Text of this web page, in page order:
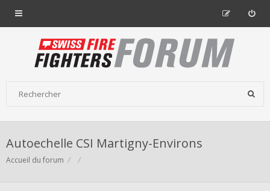
Autoechelle CSI Martigny-Environs
Accueil du forum